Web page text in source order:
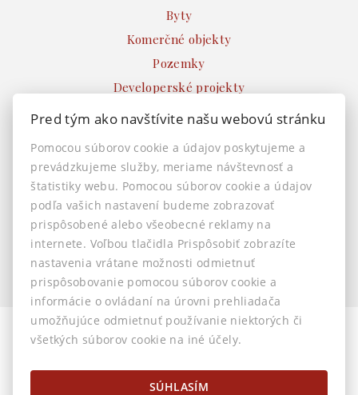
Byty
Komerčné objekty
Pozemky
Developerské projekty
Ostatné
INFO
Makléri
Napíšte nám
Kontakt
Nastavenie cookies
© 2026 -AstonReal s.r.o.
Horná 32, Banská Bystrica 974 01, Tel.: 0905 222 055, E-mail:
info@astonreal.sk
Pred tým ako navštívite našu webovú stránku
Pomocou súborov cookie a údajov poskytujeme a
prevádzkujeme služby, meriame návštevnosť a
štatistiky webu. Pomocou súborov cookie a údajov
podľa vašich nastavení budeme zobrazovať
prispôsobené alebo všeobecné reklamy na
internete. Voľbou tlačidla Prispôsobiť zobrazíte
nastavenia vrátane možnosti odmietnuť
prispôsobovanie pomocou súborov cookie a
informácie o ovládaní na úrovni prehliadača
umožňujúce odmietnuť používanie niektorých či
všetkých súborov cookie na iné účely.
SÚHLASÍM